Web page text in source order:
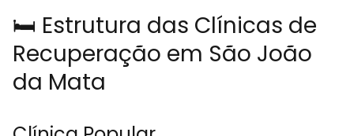
🛏️ Estrutura das Clínicas de
Recuperação em São João
da Mata